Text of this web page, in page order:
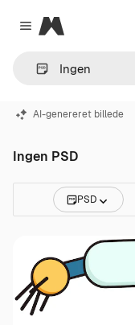
Close menu
Magnific
AI-genereret billede
Ingen PSD
PSD